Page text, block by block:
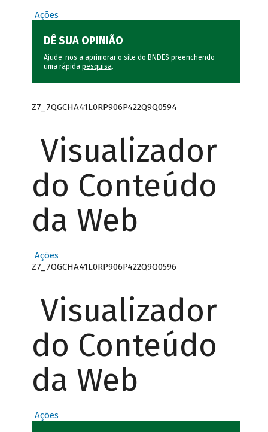
Ações
DÊ SUA OPINIÃO
Ajude-nos a aprimorar o site do BNDES preenchendo
uma rápida pesquisa.
Z7_7QGCHA41L0RP906P422Q9Q0594
Visualizador
do Conteúdo
da Web
Ações
Z7_7QGCHA41L0RP906P422Q9Q0596
Visualizador
do Conteúdo
da Web
Ações